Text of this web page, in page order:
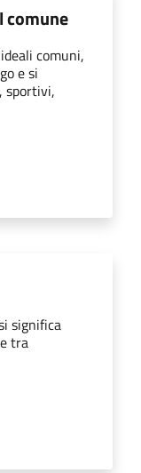
comune
comuni,
e si
sportivi,
significa
tra